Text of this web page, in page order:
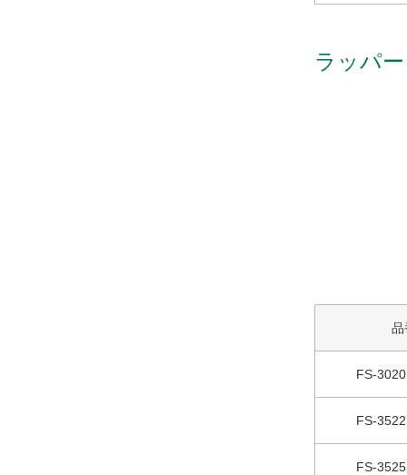
ラッパ
品
FS-
FS-
FS-